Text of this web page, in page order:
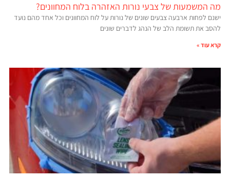
מה המשמעות של צבעי נורות האזהרה בלוח המחוונים?
ישנם לפחות ארבעה צבעים שונים של נורות על לוח המחוונים וכל אחד מהם נועד
להסב את תשומת הלב של הנהג לדברים שונים
קרא עוד »